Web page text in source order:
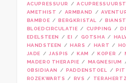
ACUPRESSUUR
AMETHIST
ARMBAND
BAMBOE
BERGKRISTAL
BLOEDCIRCULATIE
CUPPING
EDELSTEEN
EI GOTSHA
HANDSTEEN
HARS HART
JADE
JASPIS KAM KOPER
MADERO THERAPIE
MAGNESIUM
OBSIDIAAN
PADDENSTOEL
ROZEKWARTS
RVS
TERAHERTZ